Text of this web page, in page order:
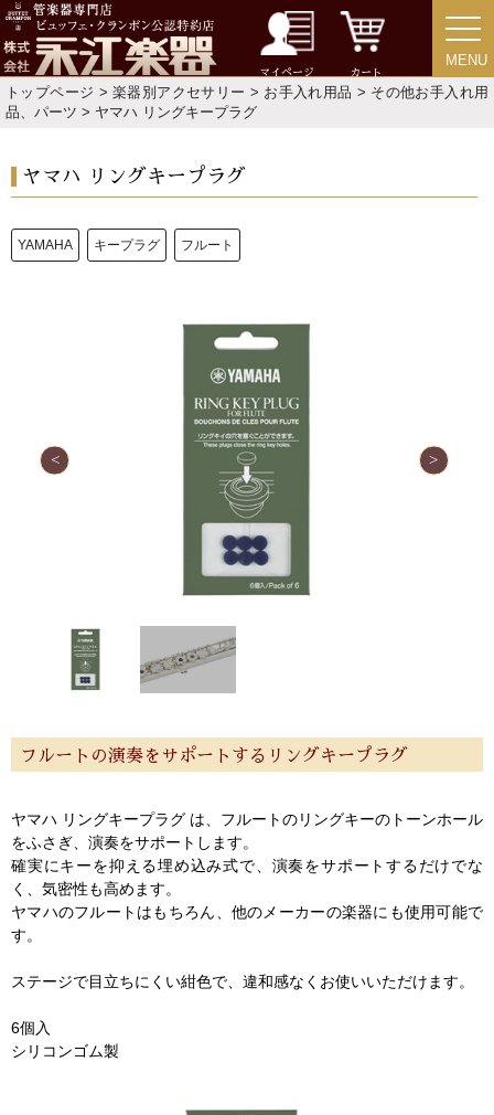
マイページ カート
MENU
MENU
トップページ >楽器別アクセサリー > お手入れ用品 > その他お手入れ用
品、パーツ > ヤマハ リングキープラグ
ヤマハ リングキープラグ
YAMAHA キープラグ フルート
フルートの演奏をサポートするリングキープラグ
ヤマハ リングキープラグ は、フルートのリングキーのトーンホール
をふさぎ、演奏をサポートします。
確実にキーを抑える埋め込み式で、演奏をサポートするだけでな
く、気密性も高めます。
ヤマハのフルートはもちろん、他のメーカーの楽器にも使用可能で
す。
ステージで目立ちにくい紺色で、違和感なくお使いいただけます。
6個入
シリコンゴム製
選定者のご紹介
演奏会のお知らせ
ログイン・マイページ
サポート・保証
会社紹介
プライバシー・ポリシー